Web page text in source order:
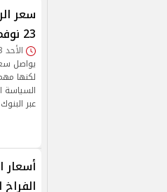
سعر
23 نوفمبر 2025
الأحد 23/نوفمبر/2025 - 10:07 ص
يواصل
لكنها
السياسة
عبر
أسعار
الفراخ